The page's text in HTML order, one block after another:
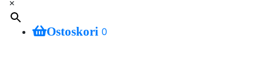
×
Ostoskori 0